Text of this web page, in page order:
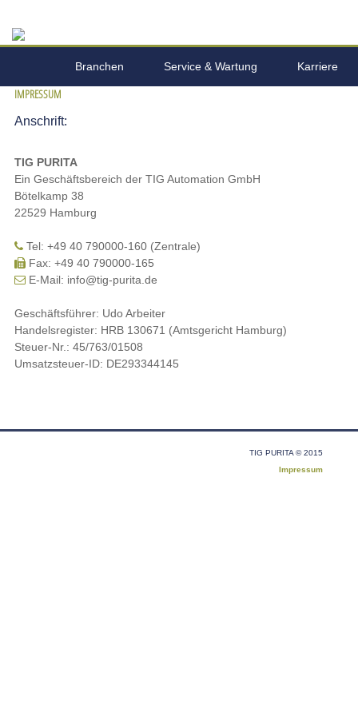
Karriere
Service & Wartung
Branchen
IMPRESSUM
Anschrift:
TIG PURITA
Ein Geschäftsbereich der TIG Automation GmbH
Bötelkamp 38
22529 Hamburg
Tel: +49 40 790000-160 (Zentrale)
Fax: +49 40 790000-165
E-Mail: info@tig-purita.de
Geschäftsführer: Udo Arbeiter
Handelsregister: HRB 130671 (Amtsgericht Hamburg)
Steuer-Nr.: 45/763/01508
Umsatzsteuer-ID: DE293344145
TIG PURITA © 2015
Impressum